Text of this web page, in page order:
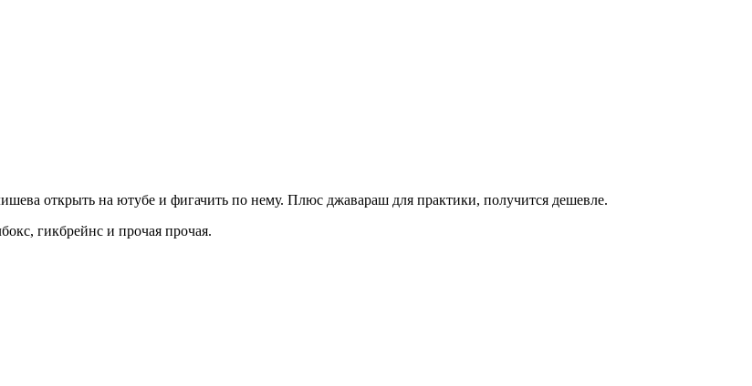
открыть на ютубе и фигачить по нему. Плюс джавараш для практики, получится дешевле.
гикбрейнс и прочая прочая.